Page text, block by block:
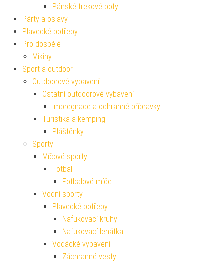
Pánské trekové boty
Párty a oslavy
Plavecké potřeby
Pro dospělé
Mikiny
Sport a outdoor
Outdoorové vybavení
Ostatní outdoorové vybavení
Impregnace a ochranné přípravky
Turistika a kemping
Pláštěnky
Sporty
Míčové sporty
Fotbal
Fotbalové míče
Vodní sporty
Plavecké potřeby
Nafukovací kruhy
Nafukovací lehátka
Vodácké vybavení
Záchranné vesty